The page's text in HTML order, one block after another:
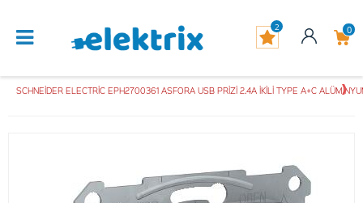
0
2
SCHNEİDER ELECTRİC EPH2700361 ASFORA USB PRİZİ 2.4A İKİLİ TYPE A+C